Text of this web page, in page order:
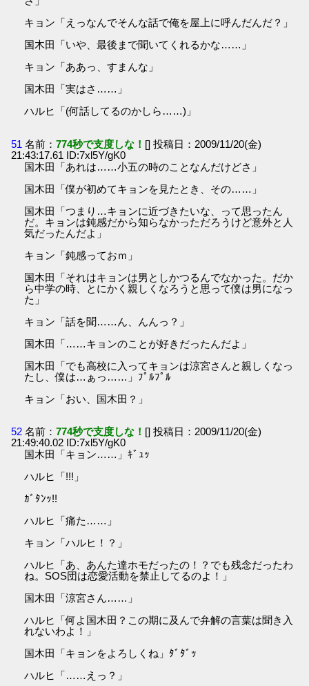
キョン「えっなんでそんな話で俺を屋上に呼んだんだ？」
国木田「いや、最後まで聞いてくれるかな……」
キョン「ああっ、すまんな」
国木田「実はさ……」
ハルヒ「(何話してるのかしら……)」
51 名前：774秒で支度しな！ [] 投稿日：2009/11/20(金)
21:43:17.61 ID:7xl5Y/gK0
国木田「あれは……小五の時のことなんだけどさ」
国木田「僕が初めてキョンを見たとき、その……」
国木田「つまり…キョンに近づきたいな、って思ったん
だ。キョンは鈍感だから知らなかっただろうけど意外と人
気だったんだよ」
キョン「鈍感っておｍ」
国木田「それはキョンは男としかつるんでなかった。だか
ら中学の時、とにかく親しくなろうと思って僕は男になっ
た」
キョン「話を聞……ん、んんっ？」
国木田「……キョンのことが好きだったんだよ」
国木田「でも高校に入ってキョンは涼宮さんと親しくなっ
たし、僕は…ぁっ……」ﾌﾟﾙﾌﾟﾙ
キョン「おい、国木田？」
52 名前：774秒で支度しな！ [] 投稿日：2009/11/20(金)
21:49:40.02 ID:7xl5Y/gK0
国木田「キョン……」ｷﾞｭｯ
ハルヒ「!!!」
ｶﾞﾀﾝｯ!!
ハルヒ「痛た……」
キョン「ハルヒ！？」
ハルヒ「あ、あんた達ホモだったの！？でも残念だったわ
ね。SOS団は恋愛活動を禁止してるのよ！」
国木田「涼宮さん……」
ハルヒ「何よ国木田？この期に及んで弁解の言葉は聞き入
れないわよ！」
国木田「キョンをよろしくね」ﾀﾞﾀﾞｯ
ハルヒ「……えっ？」